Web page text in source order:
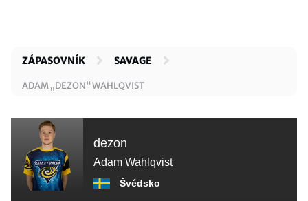
ZÁPASOVNÍK SAVAGE
ADAM „DEZON“ WAHLQVIST
dezon
Adam Wahlqvist
Švédsko